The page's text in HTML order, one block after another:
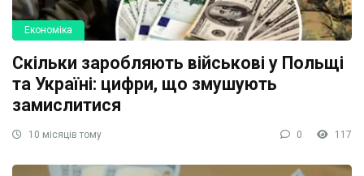
Економіка
Скільки заробляють військові у Польщі
та Україні: цифри, що змушують
замислитися
10 місяців тому 0 117